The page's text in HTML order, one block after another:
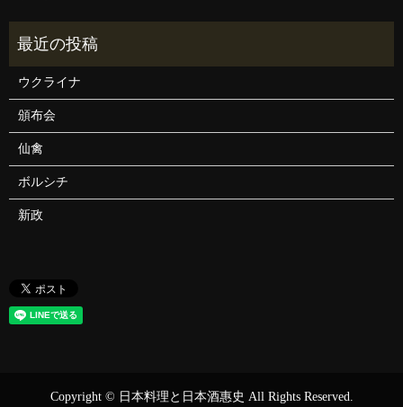
ウクライナ
頒布会
仙禽
ボルシチ
新政
Copyright © 日本料理と日本酒惠史 All Rights Reserved.